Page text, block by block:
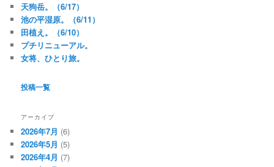
天狗岳。（6/17）
池の平湿原。（6/11）
田植え。（6/10）
プチリニューアル。
女将、ひとり旅。
投稿一覧
アーカイブ
2026年7月 (6)
2026年5月 (5)
2026年4月 (7)